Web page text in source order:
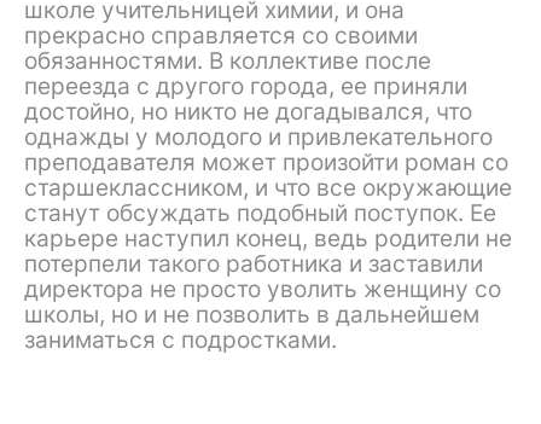
школе учительницей химии, и она
прекрасно справляется со своими
обязанностями. В коллективе после
переезда с другого города, ее приняли
достойно, но никто не догадывался, что
однажды у молодого и привлекательного
преподавателя может произойти роман со
старшеклассником, и что все окружающие
станут обсуждать подобный поступок. Ее
карьере наступил конец, ведь родители не
потерпели такого работника и заставили
директора не просто уволить женщину со
школы, но и не позволить в дальнейшем
заниматься с подростками.